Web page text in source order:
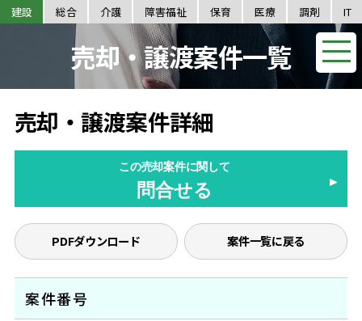
建設 総合 介護 障害福祉 保育 医療 調剤 IT
売却・譲渡案件一覧
売却・譲渡案件詳細
この売却案件に関して
問合せる
PDFダウンロード 案件一覧に戻る
案件番号